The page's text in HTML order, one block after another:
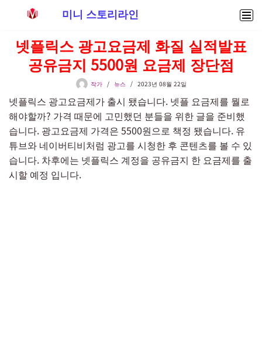
텐
너
뛰
기
미니 스토리라인
넷플릭스 광고요금제 화질 실적발표
공유금지 5500원 요금제 장단점
작가 뉴스 2023년 08월 22일
넷플릭스 광고요금제가 출시 됐습니다. 넷플 요금제를 뭘로
해야할까? 가격 때문에 고민했던 분들을 위한 글을 준비했
습니다. 광고요금제 가격은 5500원으로 책정 됐습니다. 유
튜브와 네이버티비처럼 광고를 시청한 후 콘텐츠를 볼 수 있
습니다. 차후에는 넷플릭스 계정을 공유금지 한 요금제를 출
시할 예정 입니다.